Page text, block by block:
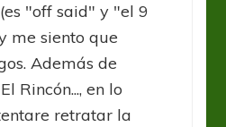
"off said" y "el 9
me siento que
Además de
Rincón..., en lo
retratar la